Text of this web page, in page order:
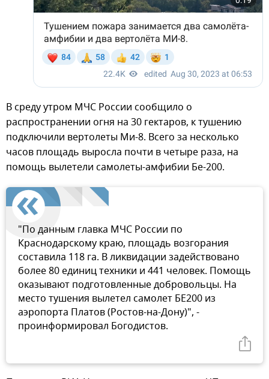
В среду утром МЧС России сообщило о
распространении огня на 30 гектаров, к тушению
подключили вертолеты Ми-8. Всего за несколько
часов площадь выросла почти в четыре раза, на
помощь вылетели самолеты-амфибии Бе-200.
"По данным главка МЧС России по
Краснодарскому краю, площадь возгорания
составила 118 га. В ликвидации задействовано
более 80 единиц техники и 441 человек. Помощь
оказывают подготовленные добровольцы. На
место тушения вылетел самолет БЕ200 из
аэропорта Платов (Ростов-на-Дону)", -
проинформировал Богодистов.